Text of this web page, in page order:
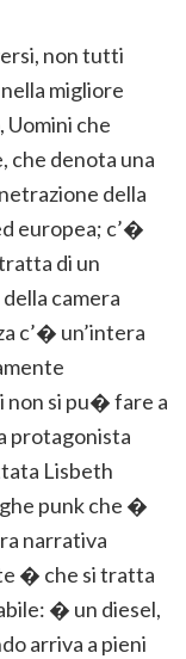
non tutti
migliore
Uomini che
che denota una
della
europea; c’�
di un
camera
c’� un’intera
non si pu� fare a
protagonista
Lisbeth
punk che �
narrativa
� che si tratta
� un diesel,
arriva a pieni